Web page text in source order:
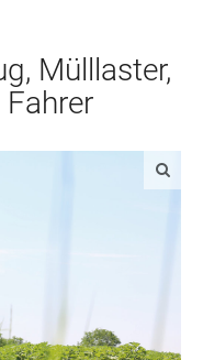
Mülllaster,